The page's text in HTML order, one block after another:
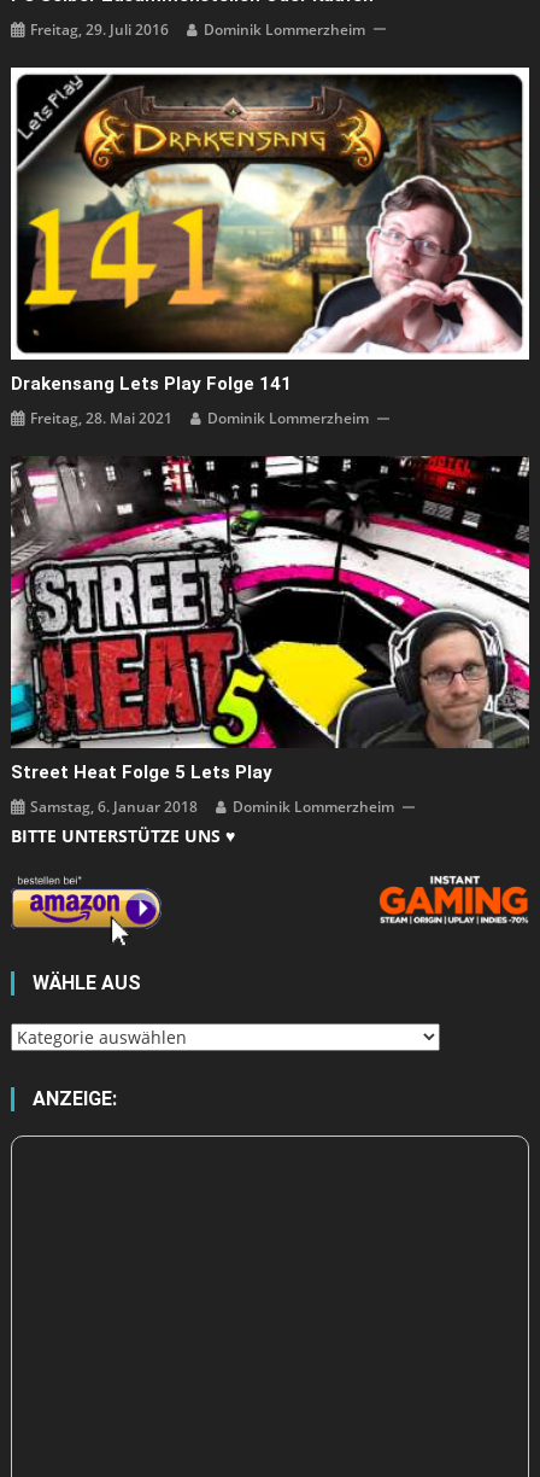
Freitag, 29. Juli 2016 Dominik Lommerzheim
Drakensang Lets Play Folge 141
Freitag, 28. Mai 2021 Dominik Lommerzheim
Street Heat Folge 5 Lets Play
Samstag, 6. Januar 2018 Dominik Lommerzheim
BITTE UNTERSTÜTZE UNS ♥
WÄHLE AUS
Wähle
ANZEIGE: